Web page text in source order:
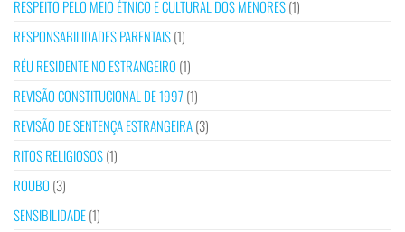
RESPEITO PELO MEIO ÉTNICO E CULTURAL DOS MENORES(1)
RESPONSABILIDADES PARENTAIS(1)
RÉU RESIDENTE NO ESTRANGEIRO (1)
REVISÃO CONSTITUCIONAL DE 1997 (1)
REVISÃO DE SENTENÇA ESTRANGEIRA(3)
RITOS RELIGIOSOS(1)
ROUBO (3)
SENSIBILIDADE(1)